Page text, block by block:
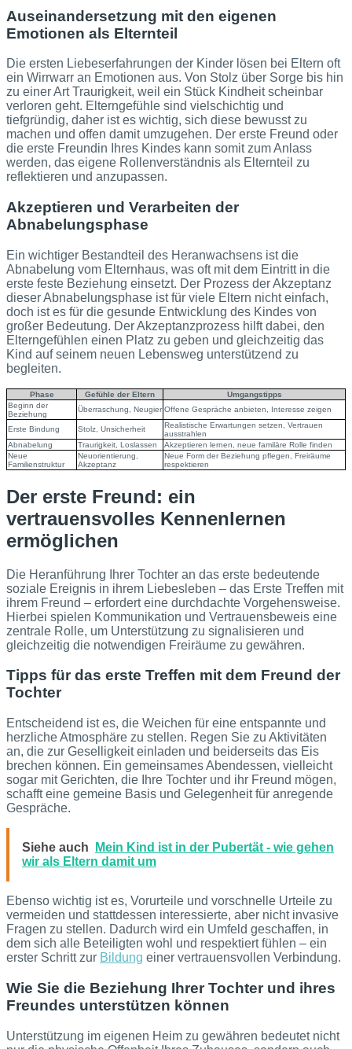
Auseinandersetzung mit den eigenen
Emotionen als Elternteil
Die ersten Liebeserfahrungen der Kinder lösen bei Eltern oft
ein Wirrwarr an Emotionen aus. Von Stolz über Sorge bis hin
zu einer Art Traurigkeit, weil ein Stück Kindheit scheinbar
verloren geht. Elterngefühle sind vielschichtig und
tiefgründig, daher ist es wichtig, sich diese bewusst zu
machen und offen damit umzugehen. Der erste Freund oder
die erste Freundin Ihres Kindes kann somit zum Anlass
werden, das eigene Rollenverständnis als Elternteil zu
reflektieren und anzupassen.
Akzeptieren und Verarbeiten der
Abnabelungsphase
Ein wichtiger Bestandteil des Heranwachsens ist die
Abnabelung vom Elternhaus, was oft mit dem Eintritt in die
erste feste Beziehung einsetzt. Der Prozess der Akzeptanz
dieser Abnabelungsphase ist für viele Eltern nicht einfach,
doch ist es für die gesunde Entwicklung des Kindes von
großer Bedeutung. Der Akzeptanzprozess hilft dabei, den
Elterngefühlen einen Platz zu geben und gleichzeitig das
Kind auf seinem neuen Lebensweg unterstützend zu
begleiten.
Phase Gefühle der Eltern
Umgangstipps
Beginn der
Beziehung
Überraschung, Neugier Offene Gespräche anbieten, Interesse zeigen
Erste Bindung Stolz, Unsicherheit
Realistische Erwartungen setzen, Vertrauen
ausstrahlen
Abnabelung
Traurigkeit, Loslassen
Akzeptieren lernen, neue familäre Rolle finden
Neue
Familienstruktur
Neuorientierung,
Akzeptanz
Neue Form der Beziehung pflegen, Freiräume
respektieren
Der erste Freund: ein
vertrauensvolles Kennenlernen
ermöglichen
Die Heranführung Ihrer Tochter an das erste bedeutende
soziale Ereignis in ihrem Liebesleben – das Erste Treffen mit
ihrem Freund – erfordert eine durchdachte Vorgehensweise.
Hierbei spielen Kommunikation und Vertrauensbeweis eine
zentrale Rolle, um Unterstützung zu signalisieren und
gleichzeitig die notwendigen Freiräume zu gewähren.
Tipps für das erste Treffen mit dem Freund der
Tochter
Entscheidend ist es, die Weichen für eine entspannte und
herzliche Atmosphäre zu stellen. Regen Sie zu Aktivitäten
an, die zur Geselligkeit einladen und beiderseits das Eis
brechen können. Ein gemeinsames Abendessen, vielleicht
sogar mit Gerichten, die Ihre Tochter und ihr Freund mögen,
schafft eine gemeine Basis und Gelegenheit für anregende
Gespräche.
Siehe auch
Mein Kind ist in der Pubertät - wie gehen
wir als Eltern damit um
Ebenso wichtig ist es, Vorurteile und vorschnelle Urteile zu
vermeiden und stattdessen interessierte, aber nicht invasive
Fragen zu stellen. Dadurch wird ein Umfeld geschaffen, in
dem sich alle Beteiligten wohl und respektiert fühlen – ein
erster Schritt zur Bildung einer vertrauensvollen Verbindung.
Wie Sie die Beziehung Ihrer Tochter und ihres
Freundes unterstützen können
Unterstützung im eigenen Heim zu gewähren bedeutet nicht